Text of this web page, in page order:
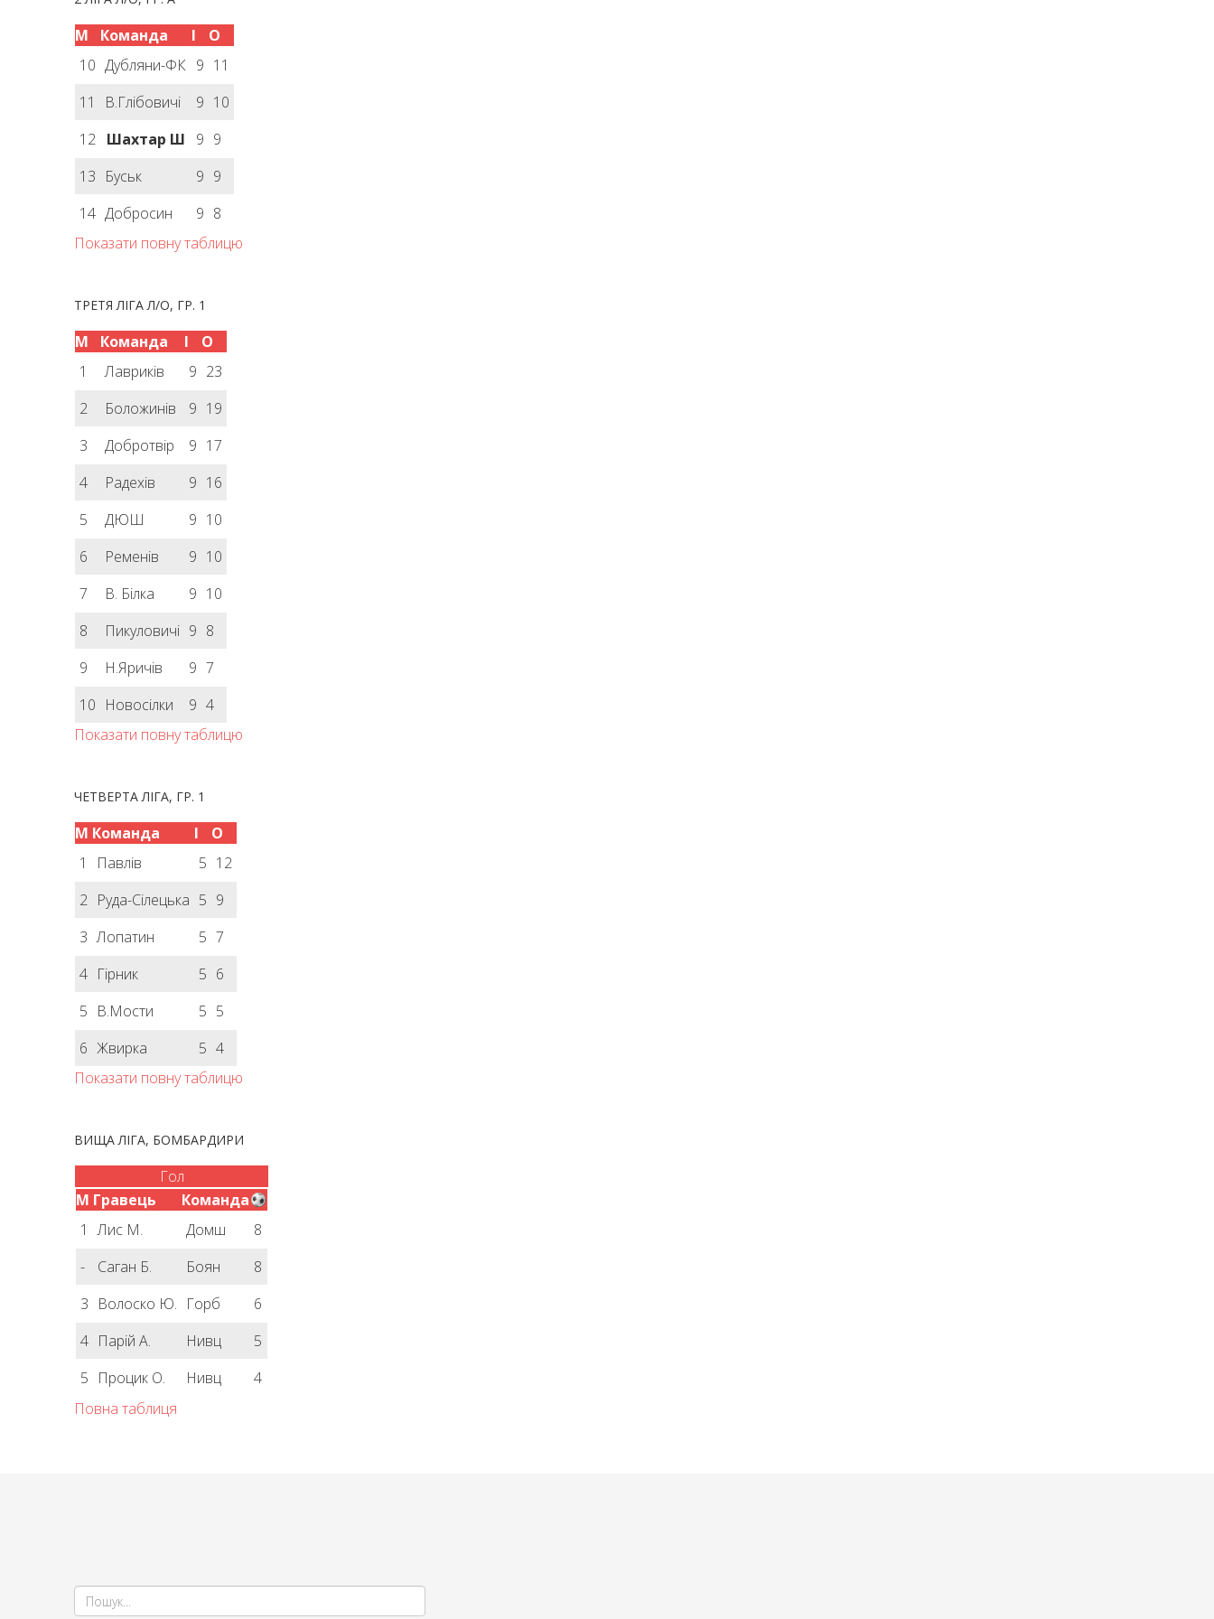
М Команда І
О
10 Дубляни-ФК 9 11
11
В.Глібовичі 9 10
12 Шахтар Ш 9 9
13 Буськ 9 9
14 Добросин 9 8
Показати повну таблицю
ТРЕТЯ ЛІГА Л/О, ГР. 1
М Команда І
О
1
Лавриків 9 23
2
Боложинів 9 19
3
Добротвір 9 17
4
Радехів 9 16
5
ДЮШ 9 10
6
Ременів 9 10
7
В. Білка 9 10
8
Пикуловичі 9 8
9
Н.Яричів 9 7
10 Новосілки 9 4
Показати повну таблицю
ЧЕТВЕРТА ЛІГА, ГР. 1
М Команда І
О
1
Павлів 5 12
2 Руда-Сілецька 5 9
3 Лопатин 5 7
4 Гірник 5 6
5 В.Мости 5 5
6 Жвирка 5 4
Показати повну таблицю
ВИЩА ЛІГА, БОМБАРДИРИ
Гол
М Гравець
Команда
1
Лис М. Домш
8
-
Саган Б. Боян
8
3 Волоско Ю. Горб
6
4 Парій А. Нивц
5
5 Процик О. Нивц
4
Повна таблиця